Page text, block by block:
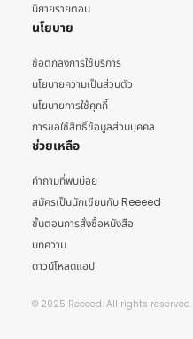
นิยายรายตอน
นโยบาย
ข้อตกลงการใช้บริการ
นโยบายความเป็นส่วนตัว
นโยบายการใช้คุกกี้
การขอใช้สิทธิ์ข้อมูลส่วนบุคคล
ช่วยเหลือ
คำถามที่พบบ่อย
สมัครเป็นนักเขียนกับ Reeeed
ขั้นตอนการสั่งซื้อหนังสือ
บทความ
ดาวน์โหลดแอป
© 2025 Reeeed. All rights reserved.